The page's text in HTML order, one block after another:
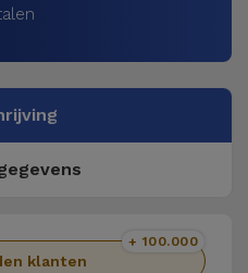
klanten
+ 100.000